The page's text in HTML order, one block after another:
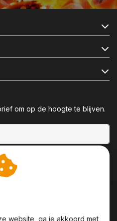
om op de hoogte te blijven.
website, ga je akkoord met